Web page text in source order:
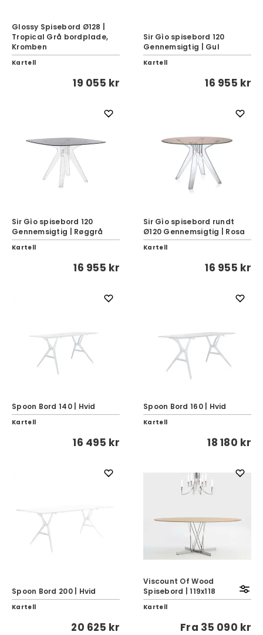
Glossy Spisebord Ø128 |
Tropical Grå bordplade,
Kromben
Kartell
19 055 kr
Sir Gìo spisebord 120
Gennemsigtig | Gul
Kartell
16 955 kr
Sir Gìo spisebord 120
Gennemsigtig | Røggrå
Kartell
16 955 kr
Sir Gìo spisebord rundt
Ø120 Gennemsigtig | Rosa
Kartell
16 955 kr
Spoon Bord 140 | Hvid
Kartell
16 495 kr
Spoon Bord 160 | Hvid
Kartell
18 180 kr
Spoon Bord 200 | Hvid
Kartell
20 625 kr
Viscount Of Wood
Spisebord | 119x118
Kartell
Fra 35 090 kr